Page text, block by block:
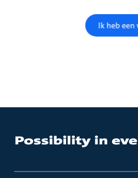
Ik heb een